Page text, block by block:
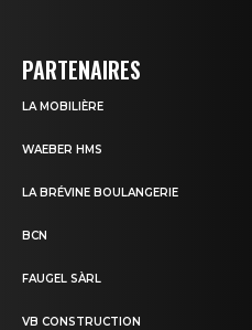
PARTENAIRES
LA MOBILIÈRE
WAEBER HMS
LA BRÉVINE BOULANGERIE
BCN
FAUGEL SÀRL
VB CONSTRUCTION